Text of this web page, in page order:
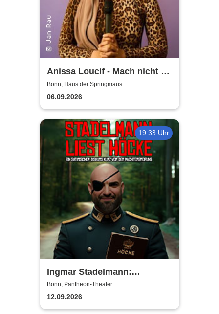
Anissa Loucif - Mach nicht so
auf teuer
Bonn, Haus der Springmaus
06.09.2026
19:33 Uhr
Ingmar Stadelmann:
Stadelmann liest Höcke - ein
satirischer Diskurs
Bonn, Pantheon-Theater
12.09.2026